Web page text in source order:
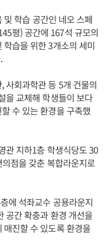
학습 공간인 네오 스페
평) 공간에 167석 규모의
습을 위한 3개소의 세미
사회과학관 등 5개 건물의
을 교체해 학생들이 보다
수 있는 환경을 구축했
관 지하1층 학생식당도 30
점을 갖춘 복합라운지로
에 석좌교수 공용라운지
공간 확충과 환경 개선을
진할 수 있도록 환경을